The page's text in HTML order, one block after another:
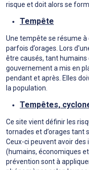
risque et doit alors se
Tempête
Une tempête se résume
parfois d’orages. Lors
être causés, tant humains
gouvernement a mis en
pendant et après. Elles
la population.
Tempêtes,
Ce site vient définir les
tornades et d’orages tant
Ceux-ci peuvent avoir
(humains, économiques
prévention sont à